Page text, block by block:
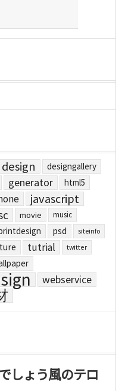
design designgallery
generator html5
javascript
movie music
psd siteinfo
tutrial twitter
webservice
しょう風のテロ